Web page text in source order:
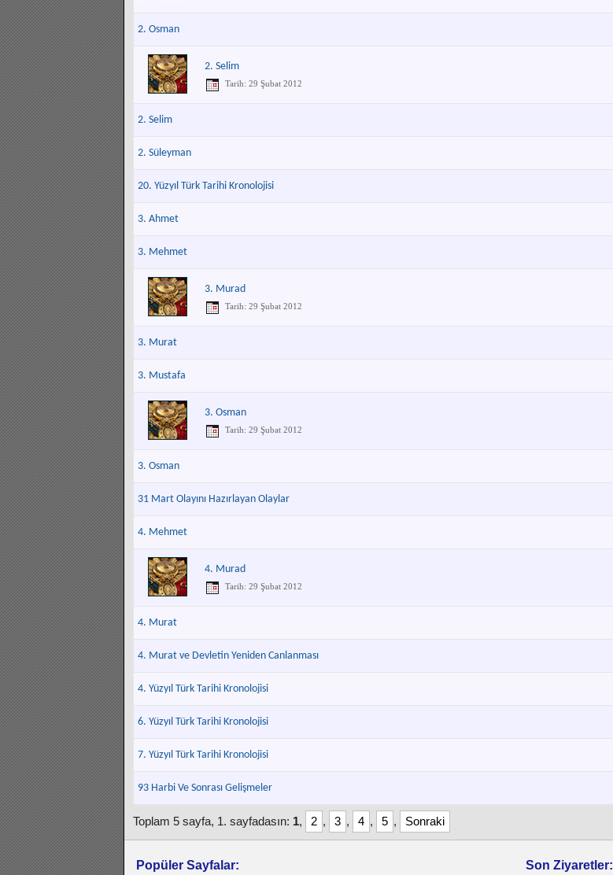
2. Osman
2. Selim
Tarih: 29 Şubat 2012
2. Selim
2. Süleyman
20. Yüzyıl Türk Tarihi Kronolojisi
3. Ahmet
3. Mehmet
3. Murad
Tarih: 29 Şubat 2012
3. Murat
3. Mustafa
3. Osman
Tarih: 29 Şubat 2012
3. Osman
31 Mart Olayını Hazırlayan Olaylar
4. Mehmet
4. Murad
Tarih: 29 Şubat 2012
4. Murat
4. Murat ve Devletin Yeniden Canlanması
4. Yüzyıl Türk Tarihi Kronolojisi
6. Yüzyıl Türk Tarihi Kronolojisi
7. Yüzyıl Türk Tarihi Kronolojisi
93 Harbi Ve Sonrası Gelişmeler
Toplam 5 sayfa, 1. sayfadasın: 1, 2 , 3 , 4 , 5 , Sonraki
Popüler Sayfalar: Son Ziyaretler: